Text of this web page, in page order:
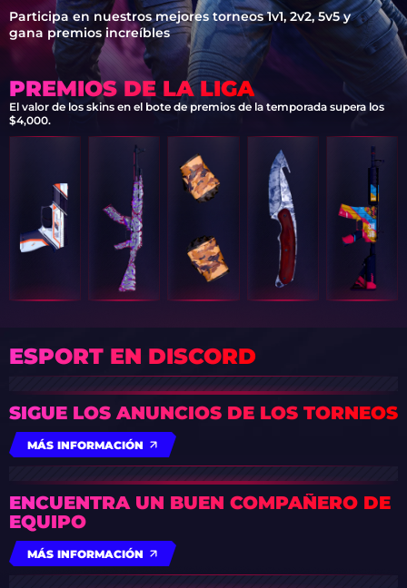
Participa en nuestros mejores torneos 1v1, 2v2, 5v5 y
gana premios increíbles
PREMIOS DE LA LIGA
El valor de los skins en el bote de premios de la temporada supera los
$4,000.
ESPORT EN DISCORD
SIGUE LOS ANUNCIOS DE LOS TORNEOS
MÁS INFORMACIÓN
ENCUENTRA UN BUEN COMPAÑERO DE
EQUIPO
MÁS INFORMACIÓN